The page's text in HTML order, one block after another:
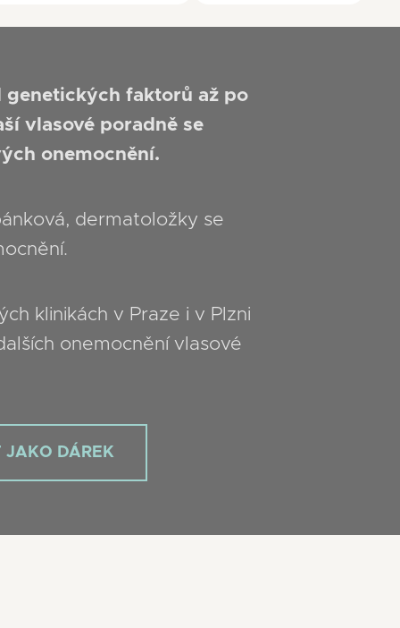
genetických faktorů až po
vlasové poradně se
onemocnění.
dermatoložky se
klinikách v Praze i v Plzni
onemocnění vlasové
JAKO DÁREK